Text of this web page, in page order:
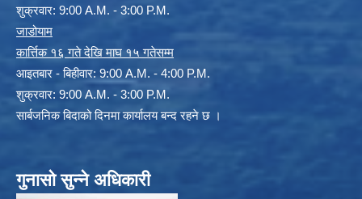
शुक्रवार: 9:00 A.M. - 3:00 P.M.
जाडोयाम
कार्त्तिक १६ गते देखि माघ १५ गतेसम्म
आइतबार - बिहीवार: 9:00 A.M. - 4:00 P.M.
शुक्रवार: 9:00 A.M. - 3:00 P.M.
सार्बजनिक बिदाको दिनमा कार्यालय बन्द रहने छ ।
गुनासो सुन्ने अधिकारी